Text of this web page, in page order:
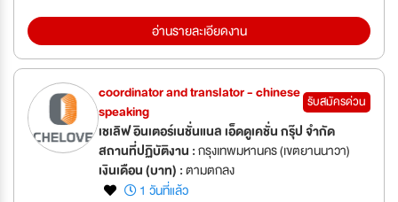
อ่านรายละเอียดงาน
coordinator and translator - chinese
speaking
รับสมัครด่วน
เชเลิฟ อินเตอร์เนชั่นแนล เอ็ดดูเคชั่น กรุ๊ป จำกัด
สถานที่ปฏิบัติงาน :กรุงเทพมหานคร (เขตยานนาวา)
เงินเดือน (บาท) :ตามตกลง
1 วันที่แล้ว